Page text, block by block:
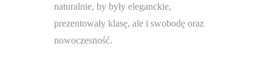
naturalnie, by były eleganckie,
prezentowały klasę, ale i swobodę oraz
nowoczesność.